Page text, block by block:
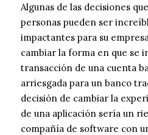
Algunas de las decisiones
personas pueden ser
impactantes para su
cambiar la forma en que se
transacción de una cuenta
arriesgada para un banco
decisión de cambiar la
de una aplicación sería un
compañía de software con